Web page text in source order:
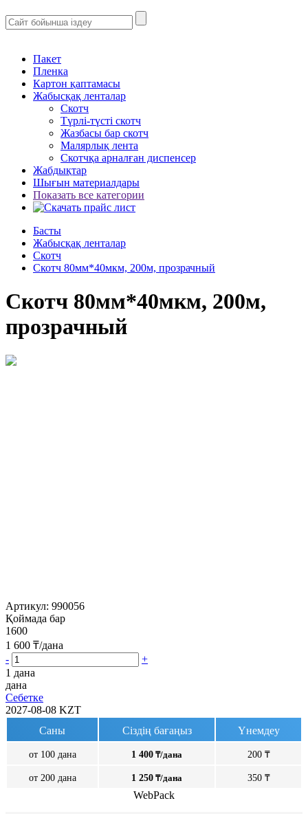
Пакет
Пленка
Картон қаптамасы
Жабысқақ ленталар
Скотч
Түрлі-түсті скотч
Жазбасы бар скотч
Малярлық лента
Скотчқа арналған диспенсер
Жабдықтар
Шығын материалдары
Показать все категории
Басты
Жабысқақ ленталар
Скотч
Скотч 80мм*40мкм, 200м, прозрачный
Скотч 80мм*40мкм, 200м,
прозрачный
Артикул: 990056
Қоймада бар
1600
1 600 ₸/дана
-
+
1 дана
дана
Себетке
2027-08-08 KZT
Саны
Сіздің бағаңыз Үнемдеу
от 100 дана 1 400 ₸/дана 200 ₸
от 200 дана 1 250 ₸/дана 350 ₸
WebPack